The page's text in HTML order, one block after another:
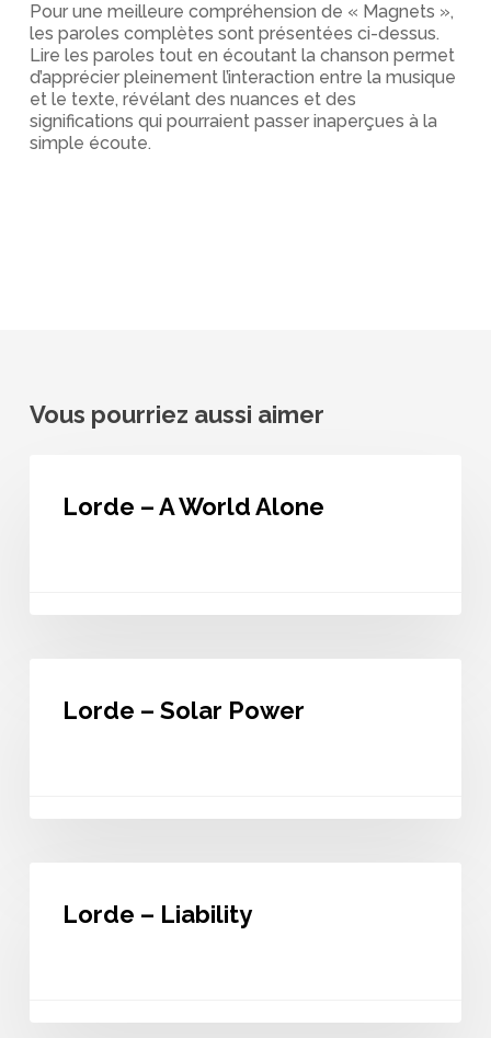
Pour une meilleure compréhension de « Magnets »,
les paroles complètes sont présentées ci-dessus.
Lire les paroles tout en écoutant la chanson permet
d’apprécier pleinement l’interaction entre la musique
et le texte, révélant des nuances et des
significations qui pourraient passer inaperçues à la
simple écoute.
Vous pourriez aussi aimer
Lorde – A World Alone
SolarLorde – Solar Power
LiabilityLorde – Liability